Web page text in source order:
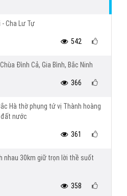
- Cha Lư Tự
542
Đình Cả, Gia Bình, Bắc Ninh
366
Hà thờ phụng tứ vị Thành hoàng
nước
361
nhau 30km giữ trọn lời thề suốt
358